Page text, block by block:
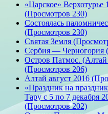
«Царское» Верхотурье
(Просмотров 230)
Состоялась
(Просмотров 230)
Святая Земля
Сербия — Черногория
Остров Патмос.
(Просмотров 206)
Алтай август 2016
«Праздник на
Тару с 5 по 7 декабря
(Просмотров 202)